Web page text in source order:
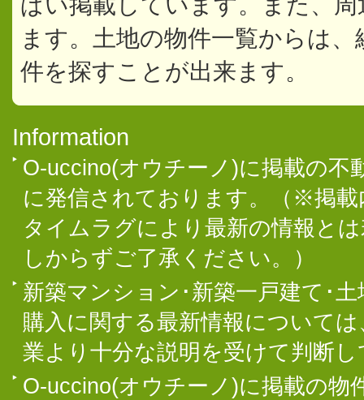
ます。土地の物件一覧からは
件を探すことが出来ます。
Information
O-uccino(オウチーノ)に掲載の不
に発信されております。（※掲
タイムラグにより最新の情報と
しからずご了承ください。）
新築マンション･新築一戸建て･
購入に関する最新情報について
業より十分な説明を受けて判断
O-uccino(オウチーノ)に掲載の物